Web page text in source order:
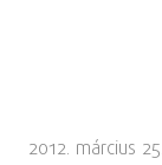
2012. március 25.